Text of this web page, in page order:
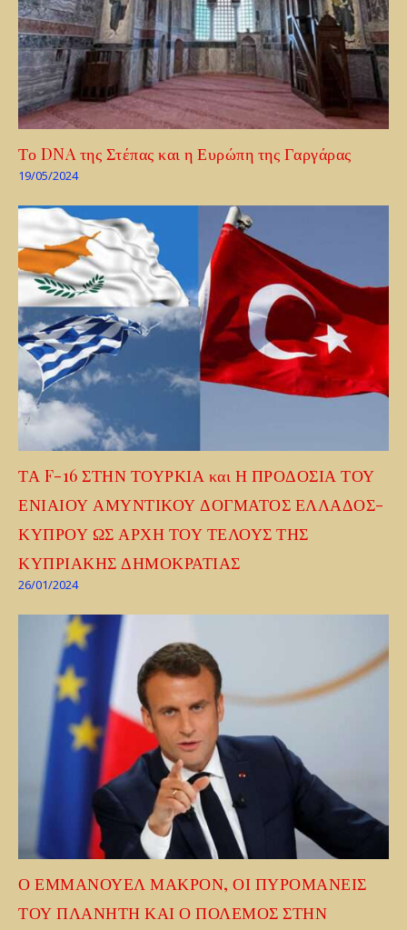
Το DNA της Στέπας και η Ευρώπη της Γαργάρας
19/05/2024
ΤΑ F-16 ΣΤΗΝ ΤΟΥΡΚΙΑ και Η ΠΡΟΔΟΣΙΑ ΤΟΥ
ΕΝΙΑΙΟΥ ΑΜΥΝΤΙΚΟΥ ΔΟΓΜΑΤΟΣ ΕΛΛΑΔΟΣ-
ΚΥΠΡΟΥ ΩΣ ΑΡΧΗ ΤΟΥ ΤΕΛΟΥΣ ΤΗΣ
ΚΥΠΡΙΑΚΗΣ ΔΗΜΟΚΡΑΤΙΑΣ
26/01/2024
Ο ΕΜΜΑΝΟΥΕΛ ΜΑΚΡΟΝ, ΟΙ ΠΥΡΟΜΑΝΕΙΣ
ΤΟΥ ΠΛΑΝΗΤΗ ΚΑΙ Ο ΠΟΛΕΜΟΣ ΣΤΗΝ